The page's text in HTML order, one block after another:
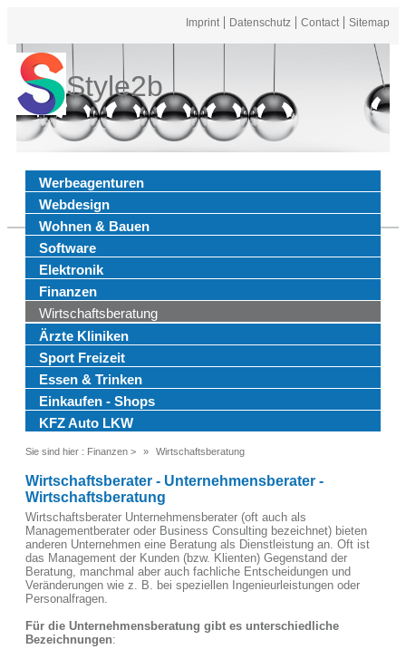
Imprint Datenschutz Contact Sitemap
Style2b
Werbeagenturen
Webdesign
Wohnen & Bauen
Software
Elektronik
Finanzen
Wirtschaftsberatung
Ärzte Kliniken
Sport Freizeit
Essen & Trinken
Einkaufen - Shops
KFZ Auto LKW
Sie sind hier : Finanzen > Wirtschaftsberatung
Wirtschaftsberater - Unternehmensberater -
Wirtschaftsberatung
Wirtschaftsberater Unternehmensberater (oft auch als
Managementberater oder Business Consulting bezeichnet) bieten
anderen Unternehmen eine Beratung als Dienstleistung an. Oft ist
das Management der Kunden (bzw. Klienten) Gegenstand der
Beratung, manchmal aber auch fachliche Entscheidungen und
Veränderungen wie z. B. bei speziellen Ingenieurleistungen oder
Personalfragen.
Für die Unternehmensberatung gibt es unterschiedliche
Bezeichnungen: